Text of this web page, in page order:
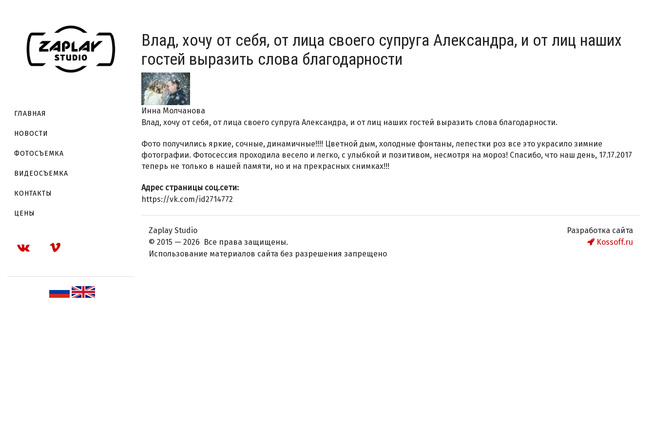
ГЛАВНАЯ
НОВОСТИ
ФОТОСЪЕМКА
ВИДЕОСЪЕМКА
КОНТАКТЫ
ЦЕНЫ
Влад, хочу от себя, от лица своего супруга Александра, и от лиц наших
гостей выразить слова благодарности
Инна Молчанова
Влад, хочу от себя, от лица своего супруга Александра, и от лиц наших гостей выразить слова благодарности.
Фото получились яркие, сочные, динамичные!!!! Цветной дым, холодные фонтаны, лепестки роз все это украсило зимние
фотографии. Фотосессия проходила весело и легко, с улыбкой и позитивом, несмотря на мороз! Спасибо, что наш день, 17.17.2017
теперь не только в нашей памяти, но и на прекрасных снимках!!!
Адрес страницы соц.сети:
https://vk.com/id2714772
Zaplay Studio
© 2015 — 2026 Все права защищены.
Использование материалов сайта без разрешения запрещено
Разработка сайта
Kossoff.ru